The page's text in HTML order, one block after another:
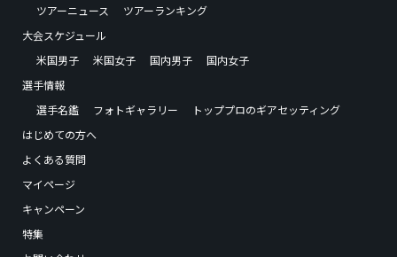
ツアーニュース
ツアーランキング
大会スケジュール
米国男子
米国女子 国内男子
国内女子
選手情報
選手名鑑
フォトギャラリー
トッププロのギアセッティング
はじめての方へ
よくある質問
マイページ
キャンペーン
特集